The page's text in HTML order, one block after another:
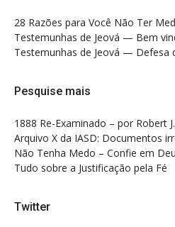
28 Razões para Você Não Ter
Testemunhas de Jeová — Bem
Testemunhas de Jeová — Defesa
Pesquise mais
1888 Re-Examinado – por Robert
Arquivo X da IASD: Documentos
Não Tenha Medo – Confie em
Tudo sobre a Justificação pela Fé
Twitter